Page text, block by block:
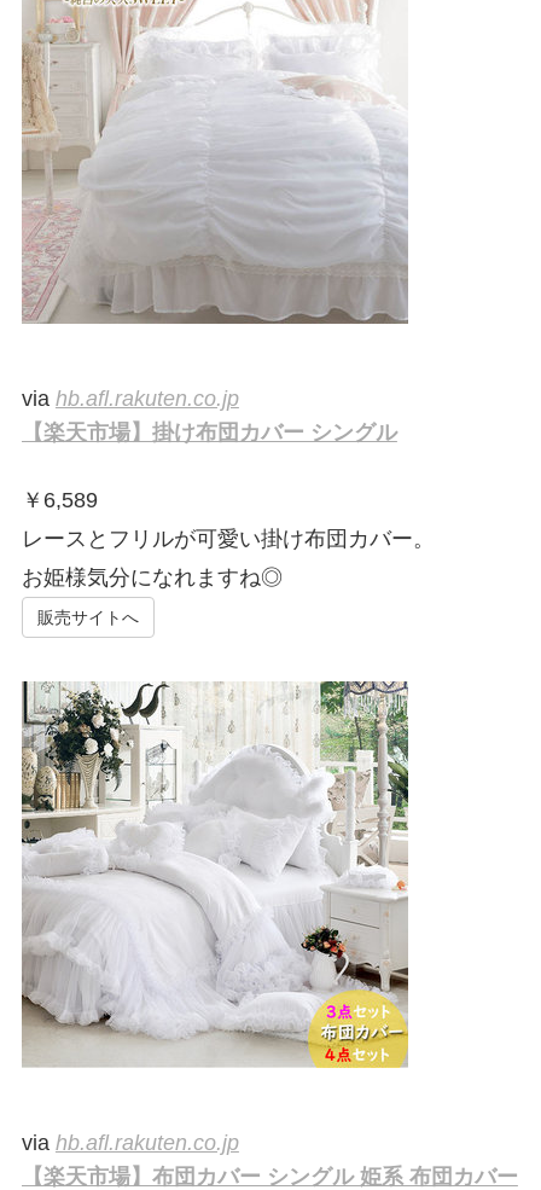
via hb.afl.rakuten.co.jp
【楽天市場】掛け布団カバー シングル
￥ 6,589
レースとフリルが可愛い掛け布団カバー。
お姫様気分になれますね◎
販売サイトへ
via hb.afl.rakuten.co.jp
【楽天市場】布団カバー シングル 姫系 布団カバー